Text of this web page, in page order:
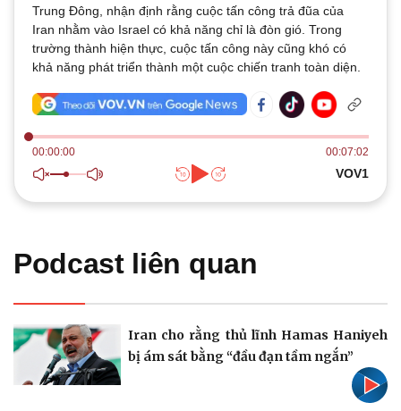
Thế giới
Quan sát
Cuộc sống đó đây
Hồ sơ
Multimedia
Video
Ảnh
E-Magazine
Kinh tế
Tỷ giá
Giá cà phê
Trung Đông, nhận định rằng cuộc tấn công trả đũa của
Iran nhằm vào Israel có khả năng chỉ là đòn gió. Trong
trường thành hiện thực, cuộc tấn công này cũng khó có
khả năng phát triển thành một cuộc chiến tranh toàn diện.
00:00:00 00:07:02
VOV1
Podcast liên quan
Iran cho rằng thủ lĩnh Hamas Haniyeh
bị ám sát bằng “đầu đạn tầm ngắn”